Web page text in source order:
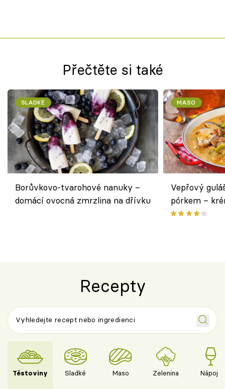
Přečtěte si také
SLADKÉ
Borůvkovo-tvarohové nanuky –
domácí ovocná zmrzlina na dřívku
MASO
Vepřový
pórkem –
pokrm z
Recepty
Těstoviny Sladké Maso Zelenina Nápoje